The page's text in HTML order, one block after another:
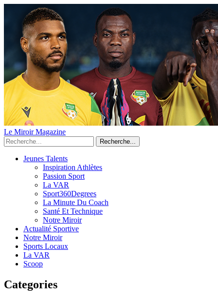
Le Miroir Magazine
Recherche...
Jeunes Talents
Inspiration Athlètes
Passion Sport
La VAR
Sport360Degrees
La Minute Du Coach
Santé Et Technique
Notre Miroir
Actualité Sportive
Notre Miroir
Sports Locaux
La VAR
Scoop
Categories